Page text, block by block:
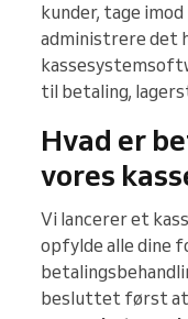
kunder, tage
administrere det
til betaling,
Hvad er
vores
Vi lancerer et
opfylde alle dine
besluttet først at